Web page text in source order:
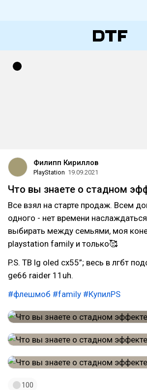
Филипп Кириллов
PlayStation 19.09.2021
Что вы знаете о стадном
Все взял на старте продаж. Всем
одного - нет времени
выбирать между семьями, моя
playstation family и только🥰
P.S. ТВ lg oled cx55”; весь в лгбт
ge66 raider 11uh.
#флешмоб #family #КупилPS
100